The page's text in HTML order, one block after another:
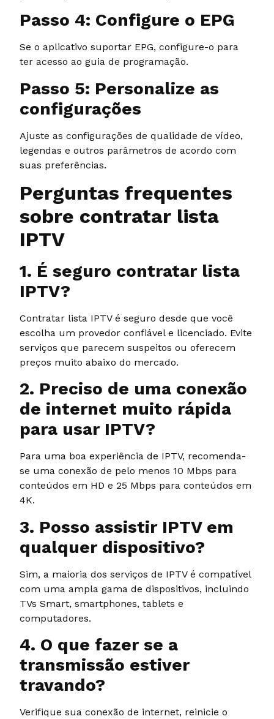
Passo 4: Configure o EPG
Se o aplicativo suportar EPG, configure-o para
ter acesso ao guia de programação.
Passo 5: Personalize as
configurações
Ajuste as configurações de qualidade de vídeo,
legendas e outros parâmetros de acordo com
suas preferências.
Perguntas frequentes
sobre contratar lista
IPTV
1. É seguro contratar lista
IPTV?
Contratar lista IPTV é seguro desde que você
escolha um provedor confiável e licenciado. Evite
serviços que parecem suspeitos ou oferecem
preços muito abaixo do mercado.
2. Preciso de uma conexão
de internet muito rápida
para usar IPTV?
Para uma boa experiência de IPTV, recomenda-
se uma conexão de pelo menos 10 Mbps para
conteúdos em HD e 25 Mbps para conteúdos em
4K.
3. Posso assistir IPTV em
qualquer dispositivo?
Sim, a maioria dos serviços de IPTV é compatível
com uma ampla gama de dispositivos, incluindo
TVs Smart, smartphones, tablets e
computadores.
4. O que fazer se a
transmissão estiver
travando?
Verifique sua conexão de internet, reinicie o